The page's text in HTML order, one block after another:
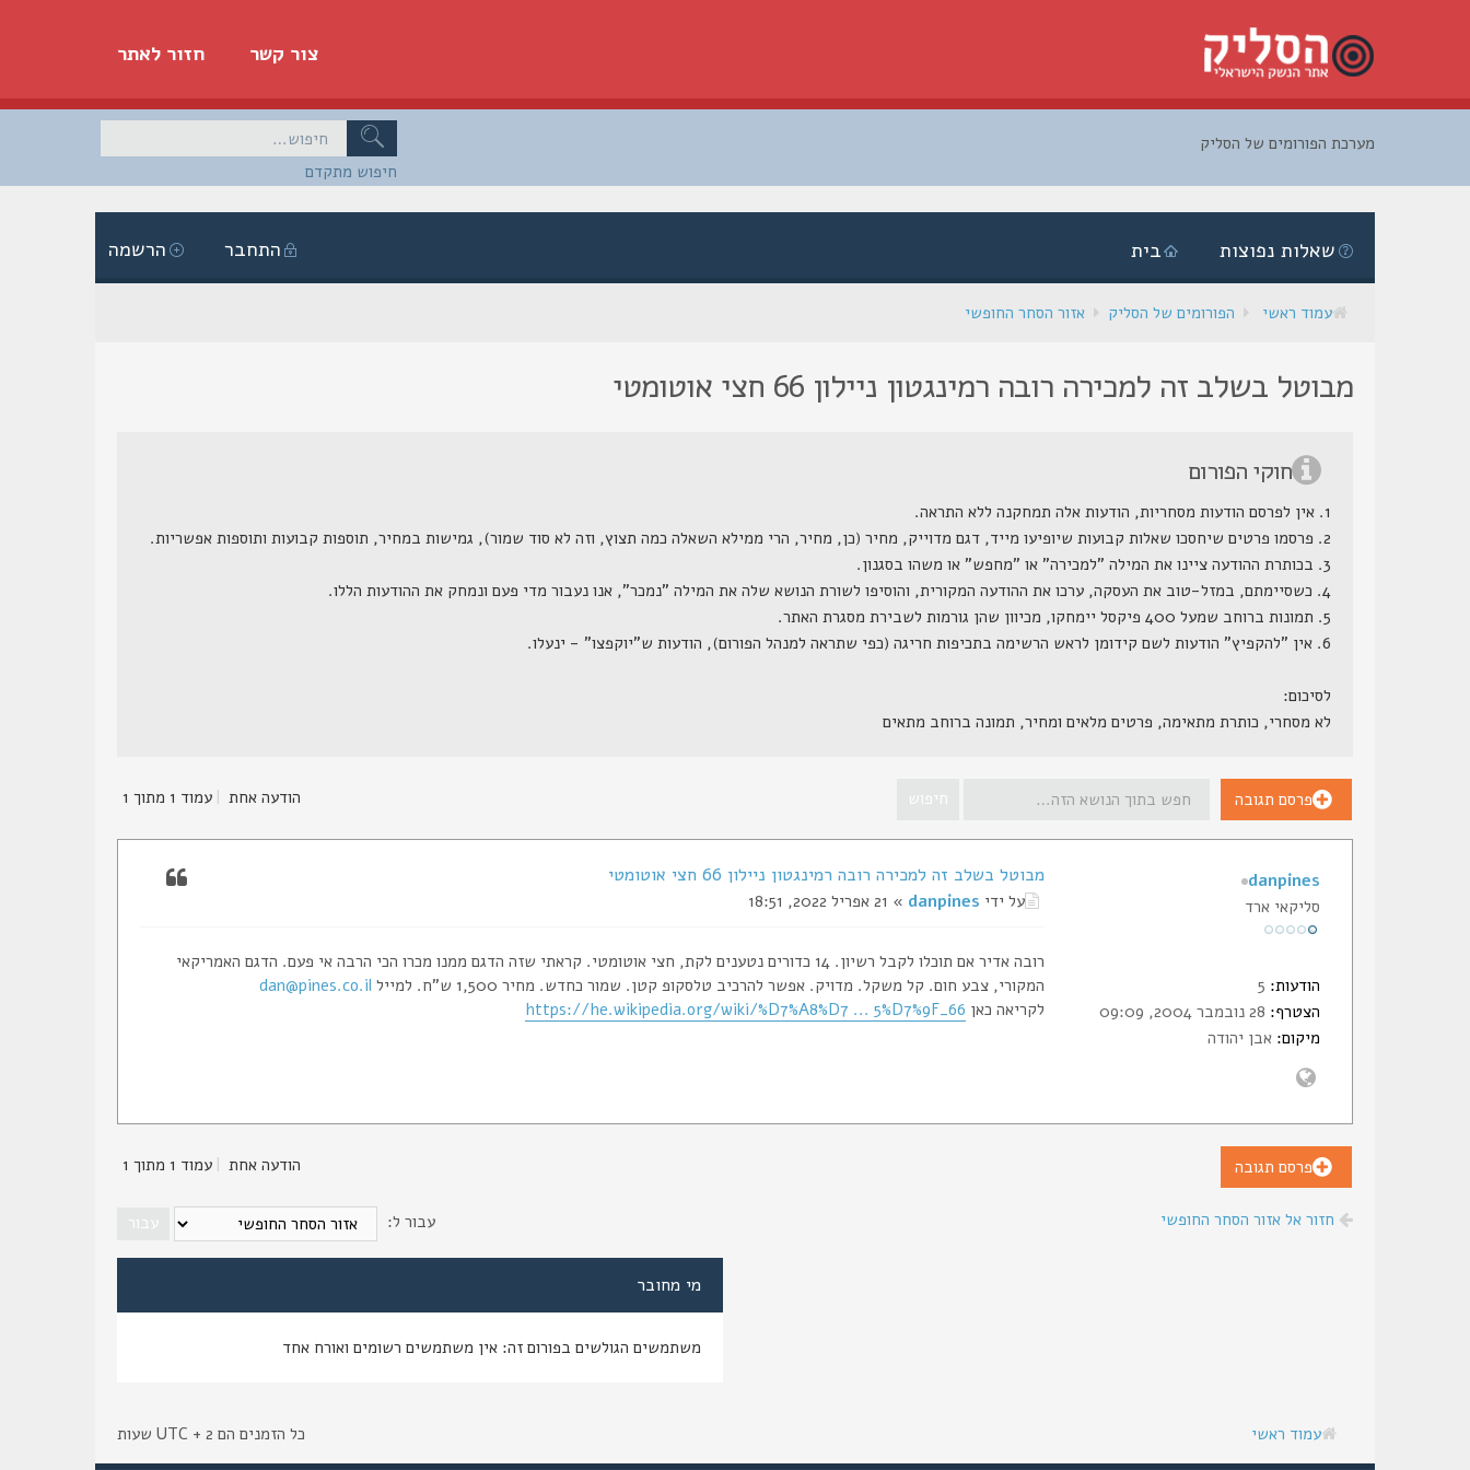
חזור לאתר צור קשר
חיפוש מתקדם
מערכת הפורומים של הסליק
הרשמה התחבר בית שאלות נפוצות
עמוד ראשי הפורומים של הסליק אזור הסחר החופשי
מבוטל בשלב זה למכירה רובה רמינגטון ניילון 66 חצי אוטומטי
חוקי הפורום
1. אין לפרסם הודעות מסחריות, הודעות אלה תמחקנה ללא התראה.
2. פרסמו פרטים שיחסכו שאלות קבועות שיופיעו מייד, דגם מדוייק, מחיר (כן, מחיר, הרי ממילא השאלה כמה תצוץ, וזה לא סוד שמור), גמישות במחיר, תוספות קבועות ותוספות אפשריות.
3. בכותרת ההודעה ציינו את המילה "למכירה" או "מחפש" או משהו בסגנון.
4. כשסיימתם, במזל-טוב את העסקה, ערכו את ההודעה המקורית, והוסיפו לשורת הנושא שלה את המילה "נמכר", אנו נעבור מדי פעם ונמחק את ההודעות הללו.
5. תמונות ברוחב שמעל 400 פיקסל יימחקו, מכיוון שהן גורמות לשבירת מסגרת האתר.
6. אין "להקפיץ" הודעות לשם קידומן לראש הרשימה בתכיפות חריגה (כפי שתראה למנהל הפורום), הודעות ש"יוקפצו" - ינעלו.
לסיכום:
לא מסחרי, כותרת מתאימה, פרטים מלאים ומחיר, תמונה ברוחב מתאים
פרסם תגובה הודעה אחת | עמוד 1 מתוך 1
מבוטל בשלב זה למכירה רובה רמינגטון ניילון 66 חצי אוטומטי
על ידי danpines » 21 אפריל 2022, 18:51
רובה אדיר אם תוכלו לקבל רשיון. 14 כדורים נטענים לקת, חצי אוטומטי. קראתי שזה הדגם ממנו מכרו הכי הרבה אי פעם. הדגם האמריקאי
המקורי, צבע חום. קל משקל. מדויק. אפשר להרכיב טלסקופ קטן. שמור כחדש. מחיר 1,500 ש"ח. למייל
dan@pines.co.il
לקריאה כאן https://he.wikipedia.org/wiki/%D7%A8%D7 ... 5%D7%9F_66
danpines
סליקאי ארד
הודעות:
הצטרף:
מיקום: אבן יהודה
פרסם תגובה הודעה אחת | עמוד 1 מתוך 1
חזור אל אזור הסחר החופשי עבור ל:
מי מחובר
משתמשים הגולשים בפורום זה: אין משתמשים רשומים ואורח אחד
עמוד ראשי כל הזמנים הם UTC + 2 שעות